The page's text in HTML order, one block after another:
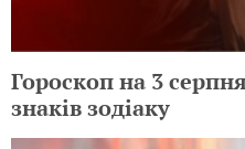
Гороскоп на 3
знаків зодіаку